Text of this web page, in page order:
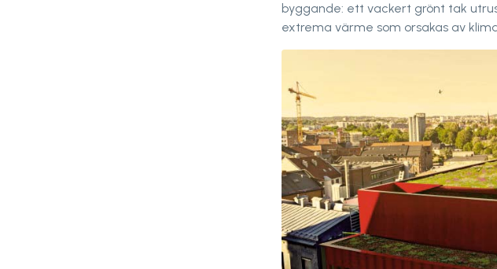
byggande: ett vackert grönt tak
extrema värme som orsakas av